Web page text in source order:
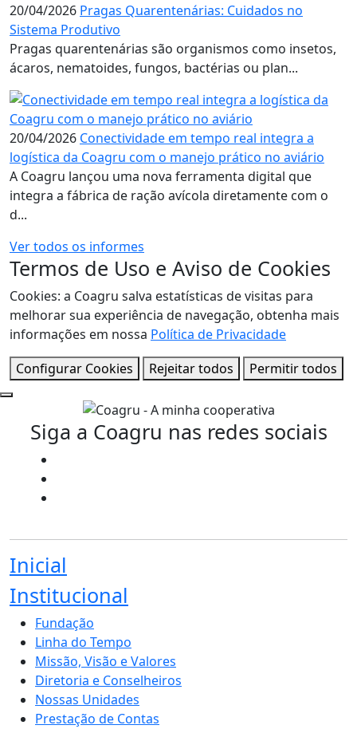
20/04/2026 Pragas Quarentenárias: Cuidados no
Sistema Produtivo
Pragas quarentenárias são organismos como insetos,
ácaros, nematoides, fungos, bactérias ou plan...
20/04/2026 Conectividade em tempo real integra a
logística da Coagru com o manejo prático no aviário
A Coagru lançou uma nova ferramenta digital que
integra a fábrica de ração avícola diretamente com o
d...
Ver todos os informes
Termos de Uso e Aviso de Cookies
Cookies: a Coagru salva estatísticas de visitas para
melhorar sua experiência de navegação, obtenha mais
informações em nossa Política de Privacidade
Configurar Cookies
Rejeitar todos Permitir todos
Siga a Coagru nas redes sociais
Inicial
Institucional
Fundação
Linha do Tempo
Missão, Visão e Valores
Diretoria e Conselheiros
Nossas Unidades
Prestação de Contas